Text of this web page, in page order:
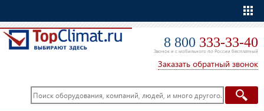
8 800 333-33-40
Звонок и с мобильного по России бесплатный
Заказать обратный звонок